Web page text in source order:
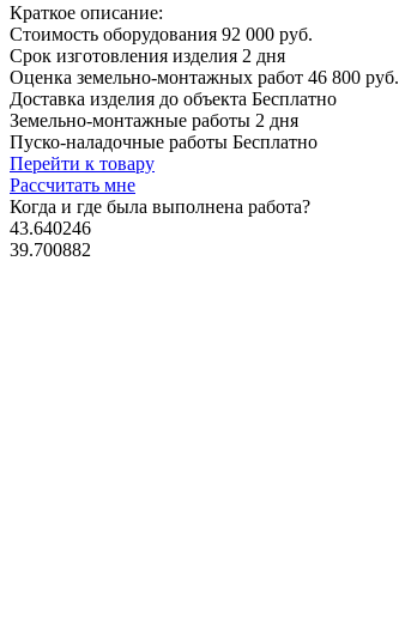
Краткое описание:
Стоимость оборудования 92 000 руб.
Срок изготовления изделия 2 дня
Оценка земельно-монтажных работ 46 800 руб.
Доставка изделия до объекта Бесплатно
Земельно-монтажные работы 2 дня
Пуско-наладочные работы Бесплатно
Перейти к товару
Рассчитать мне
Когда и где была выполнена работа?
43.640246
39.700882